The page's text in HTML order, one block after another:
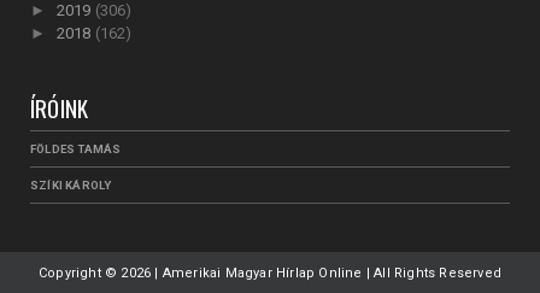
► 2019 (306)
► 2018 (162)
ÍRÓINK
FÖLDES TAMÁS
SZÍKI KÁROLY
Copyright © 2026 | Amerikai Magyar Hírlap Online | All Rights Reserved